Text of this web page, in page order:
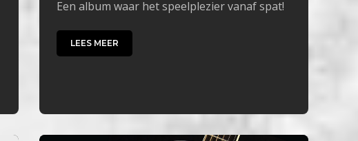
Een album waar het speelplezier vanaf spat!
LEES MEER